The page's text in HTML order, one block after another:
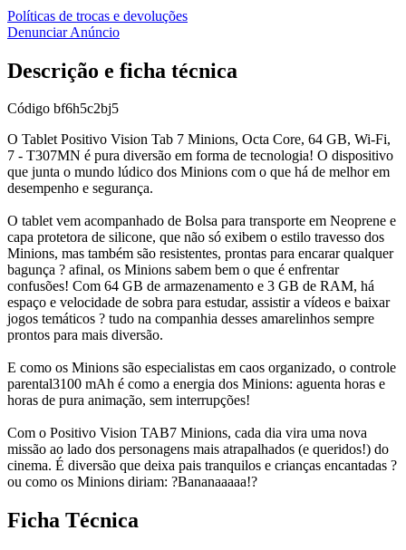
Políticas de trocas e devoluções
Denunciar Anúncio
Descrição e ficha técnica
Código bf6h5c2bj5
O Tablet Positivo Vision Tab 7 Minions, Octa Core, 64 GB, Wi-Fi,
7 - T307MN é pura diversão em forma de tecnologia! O dispositivo
que junta o mundo lúdico dos Minions com o que há de melhor em
desempenho e segurança.
O tablet vem acompanhado de Bolsa para transporte em Neoprene e
capa protetora de silicone, que não só exibem o estilo travesso dos
Minions, mas também são resistentes, prontas para encarar qualquer
bagunça ? afinal, os Minions sabem bem o que é enfrentar
confusões! Com 64 GB de armazenamento e 3 GB de RAM, há
espaço e velocidade de sobra para estudar, assistir a vídeos e baixar
jogos temáticos ? tudo na companhia desses amarelinhos sempre
prontos para mais diversão.
E como os Minions são especialistas em caos organizado, o controle
parental3100 mAh é como a energia dos Minions: aguenta horas e
horas de pura animação, sem interrupções!
Com o Positivo Vision TAB7 Minions, cada dia vira uma nova
missão ao lado dos personagens mais atrapalhados (e queridos!) do
cinema. É diversão que deixa pais tranquilos e crianças encantadas ?
ou como os Minions diriam: ?Bananaaaaa!?
Ficha Técnica